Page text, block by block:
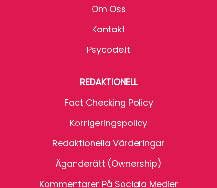
Om Oss
Kontakt
Psycode.it
REDAKTIONELL
Fact Checking Policy
Korrigeringspolicy
Redaktionella Värderingar
Äganderätt (Ownership)
Kommentarer På Sociala Medier